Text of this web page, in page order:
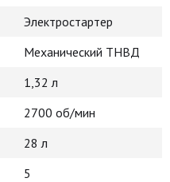
Электростартер
Механический ТНВД
1,32 л
2700 об/мин
28 л
5